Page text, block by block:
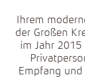
Ihrem
der Großen
im Jahr 2015
Empfang